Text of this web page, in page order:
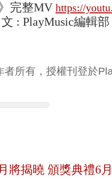
完整MV https://
文 : PlayMusic編輯
者所有，授權刊登於
將揭曉 頒獎典禮6